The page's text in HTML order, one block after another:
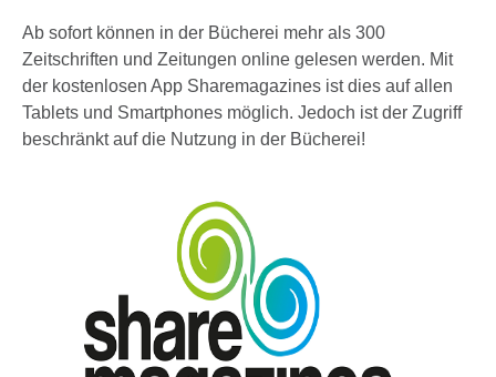
Ab sofort können in der Bücherei mehr als 300
Zeitschriften und Zeitungen online gelesen werden. Mit
der kostenlosen App Sharemagazines ist dies auf allen
Tablets und Smartphones möglich. Jedoch ist der Zugriff
beschränkt auf die Nutzung in der Bücherei!